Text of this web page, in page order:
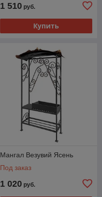
1 510 руб.
Купить
Мангал Везувий Ясень
Под заказ
1 020 руб.